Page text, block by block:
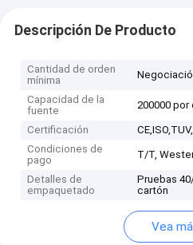
Descripción De Producto
Cantidad de orden
mínima
Capacidad de la
fuente
200000 por
Certificación
Condiciones de
pago
T/T,
Detalles de
empaquetado
Pruebas
cartón
Vea